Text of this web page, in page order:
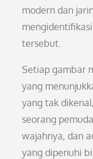
modern dan
tersebut.
Setiap gambar
yang
yang tak
seorang
wajahnya, dan
yang dipenuhi